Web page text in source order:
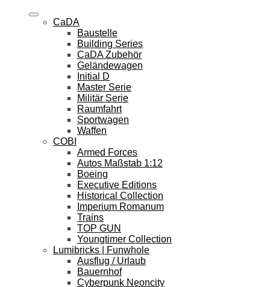
CaDA
Baustelle
Building Series
CaDA Zubehör
Geländewagen
Initial D
Master Serie
Militär Serie
Raumfahrt
Sportwagen
Waffen
COBI
Armed Forces
Autos Maßstab 1:12
Boeing
Executive Editions
Historical Collection
Imperium Romanum
Trains
TOP GUN
Youngtimer Collection
Lumibricks | Funwhole
Ausflug / Urlaub
Bauernhof
Cyberpunk Neoncity